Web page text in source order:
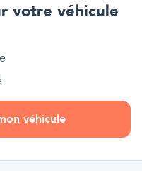
votre véhicule
véhicule